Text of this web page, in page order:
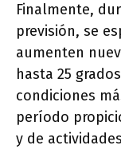
Finalmente,
previsión, se
aumenten
hasta 25
condiciones
período
y de